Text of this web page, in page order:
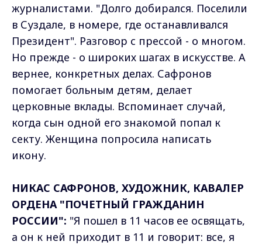
журналистами. "Долго добирался. Поселили
в Суздале, в номере, где останавливался
Президент". Разговор с прессой - о многом.
Но прежде - о широких шагах в искусстве. А
вернее, конкретных делах. Сафронов
помогает больным детям, делает
церковные вклады. Вспоминает случай,
когда сын одной его знакомой попал к
секту. Женщина попросила написать
икону.
НИКАС САФРОНОВ, ХУДОЖНИК, КАВАЛЕР
ОРДЕНА "ПОЧЕТНЫЙ ГРАЖДАНИН
РОССИИ": "Я пошел в 11 часов ее освящать,
а он к ней приходит в 11 и говорит: все, я